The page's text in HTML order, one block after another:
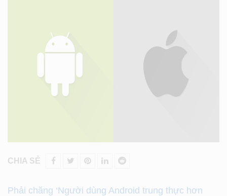
CHIA SẺ
Phải chăng ‘Người dùng Android trung thực hơn